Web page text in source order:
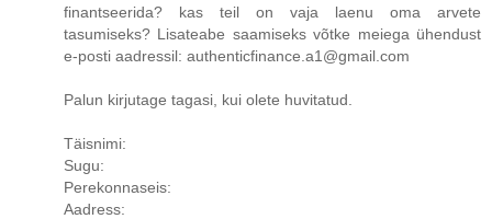
finantseerida? kas teil on vaja laenu oma arvete
tasumiseks? Lisateabe saamiseks võtke meiega ühendust
e-posti aadressil: authenticfinance.a1@gmail.com
Palun kirjutage tagasi, kui olete huvitatud.
Täisnimi:
Sugu:
Perekonnaseis:
Aadress: